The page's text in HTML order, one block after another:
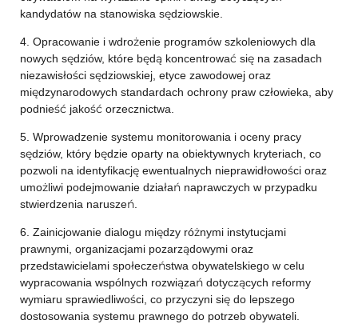
kandydatów na stanowiska sędziowskie.
4. Opracowanie i wdrożenie programów szkoleniowych dla
nowych sędziów, które będą koncentrować się na zasadach
niezawisłości sędziowskiej, etyce zawodowej oraz
międzynarodowych standardach ochrony praw człowieka, aby
podnieść jakość orzecznictwa.
5. Wprowadzenie systemu monitorowania i oceny pracy
sędziów, który będzie oparty na obiektywnych kryteriach, co
pozwoli na identyfikację ewentualnych nieprawidłowości oraz
umożliwi podejmowanie działań naprawczych w przypadku
stwierdzenia naruszeń.
6. Zainicjowanie dialogu między różnymi instytucjami
prawnymi, organizacjami pozarządowymi oraz
przedstawicielami społeczeństwa obywatelskiego w celu
wypracowania wspólnych rozwiązań dotyczących reformy
wymiaru sprawiedliwości, co przyczyni się do lepszego
dostosowania systemu prawnego do potrzeb obywateli.